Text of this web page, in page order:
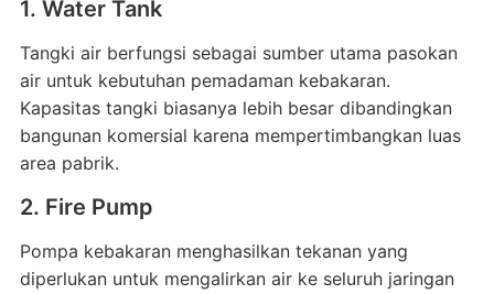
1. Water Tank
Tangki air berfungsi sebagai sumber utama pasokan
air untuk kebutuhan pemadaman kebakaran.
Kapasitas tangki biasanya lebih besar dibandingkan
bangunan komersial karena mempertimbangkan luas
area pabrik.
2. Fire Pump
Pompa kebakaran menghasilkan tekanan yang
diperlukan untuk mengalirkan air ke seluruh jaringan